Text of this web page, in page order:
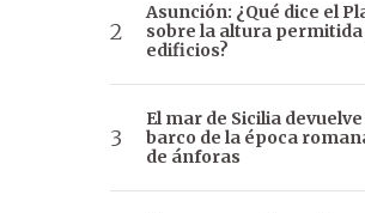
Asunción: ¿Qué dice el
sobre la altura permitida
edificios?
El mar de Sicilia
barco de la época
de ánforas